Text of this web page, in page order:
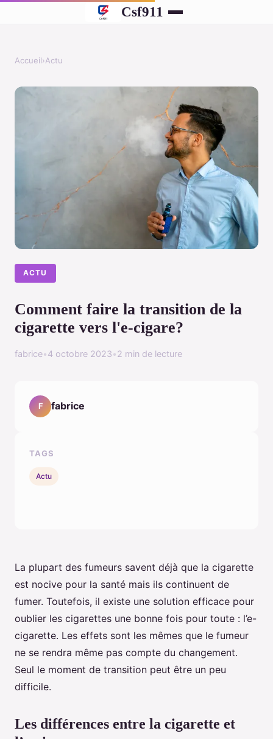
Csf911
Accueil›Actu
ACTU
Comment faire la transition de la
cigarette vers l'e-cigare?
fabrice•4 octobre 2023•2 min de lecture
La plupart des fumeurs savent déjà que la cigarette
est nocive pour la santé mais ils continuent de
fumer. Toutefois, il existe une solution efficace pour
oublier les cigarettes une bonne fois pour toute : l’e-
cigarette. Les effets sont les mêmes que le fumeur
ne se rendra même pas compte du changement.
Seul le moment de transition peut être un peu
difficile.
Les différences entre la cigarette et
F fabrice
TAGS
Actu